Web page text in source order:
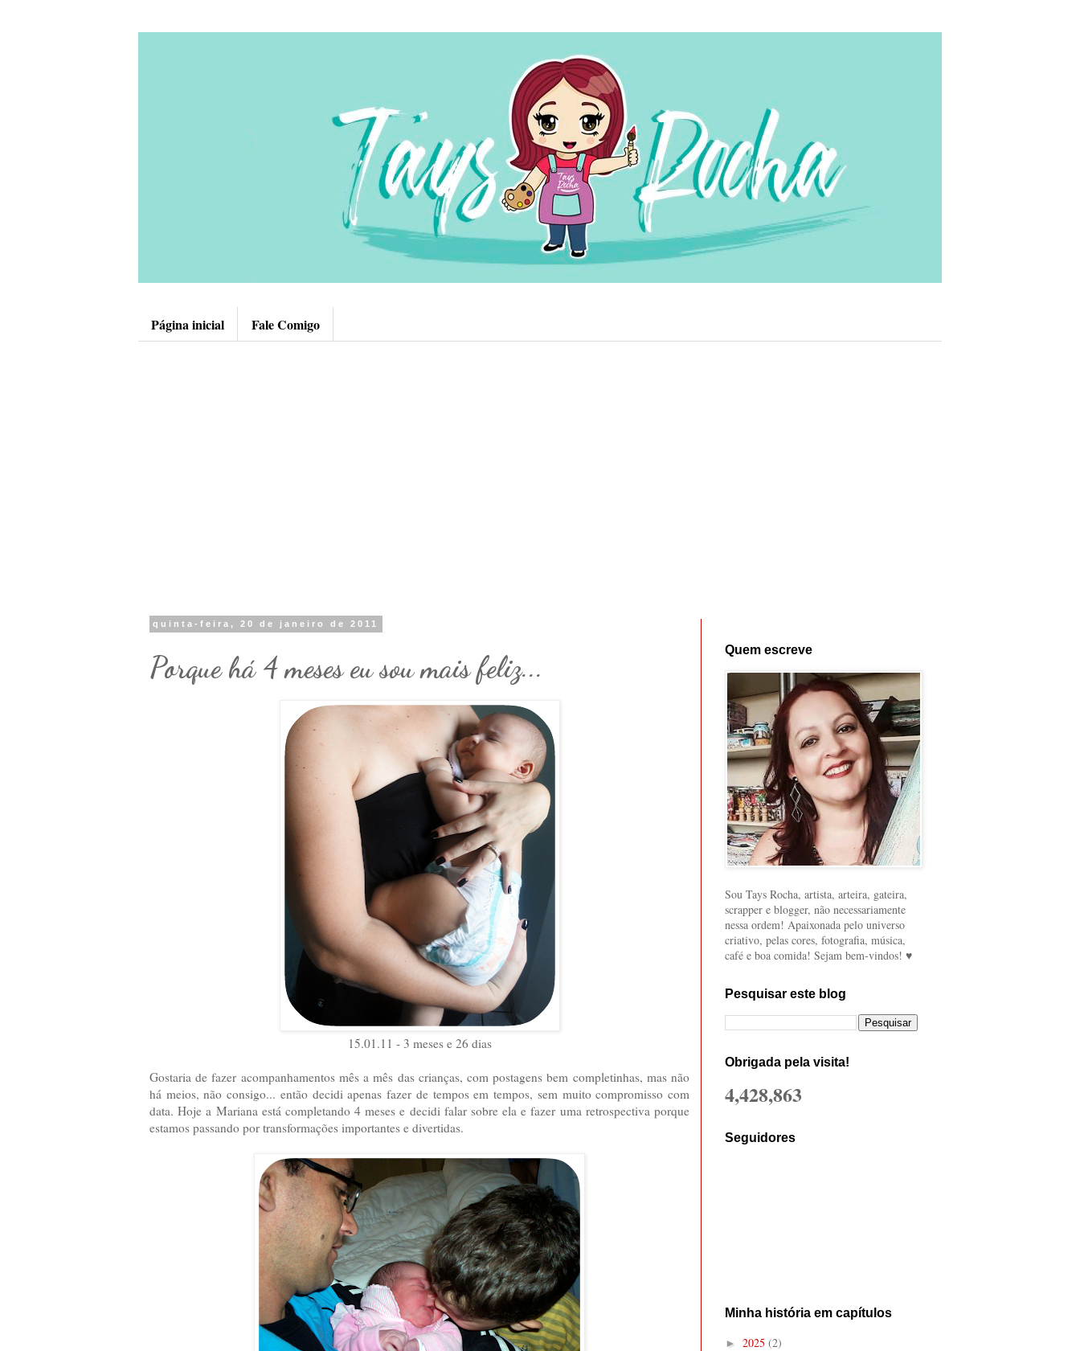
Página inicial Fale Comigo
quinta-feira, 20 de janeiro de 2011
Porque há 4 meses eu sou mais feliz...
15.01.11 - 3 meses e 26 dias
Gostaria de fazer acompanhamentos mês a mês das crianças, com postagens bem completinhas, mas não
há meios, não consigo... então decidi apenas fazer de tempos em tempos, sem muito compromisso com
data. Hoje a Mariana está completando 4 meses e decidi falar sobre ela e fazer uma retrospectiva porque
estamos passando por transformações importantes e divertidas.
Quem escreve
Sou Tays Rocha, artista, arteira, gateira,
scrapper e blogger, não necessariamente
nessa ordem! Apaixonada pelo universo
criativo, pelas cores, fotografia, música,
café e boa comida! Sejam bem-vindos! ♥
Pesquisar este blog
Obrigada pela visita!
4,428,863
Seguidores
Minha história em capítulos
► 2025 (2)